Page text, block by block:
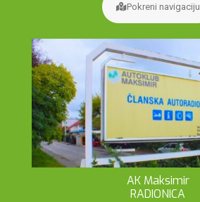
Pokreni navigaciju
AK Maksimir
RADIONICA